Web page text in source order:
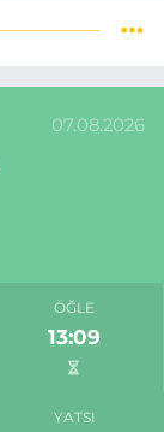
07.08.2026
ÖĞLE
13:09
YATSI